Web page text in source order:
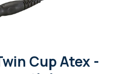
Cup Atex -